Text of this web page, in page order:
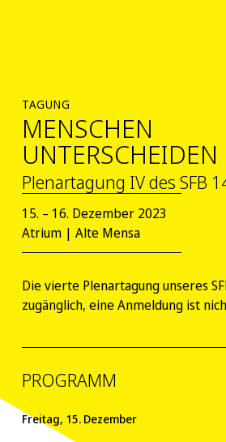
TAGUNG
MENSCHEN
UNTERSCHEIDEN
Plenartagung IV des SFB
15. – 16. Dezember 2023
Atrium | Alte Mensa
Die vierte Plenartagung unseres
zugänglich, eine Anmeldung ist
PROGRAMM
Freitag, 15. Dezember